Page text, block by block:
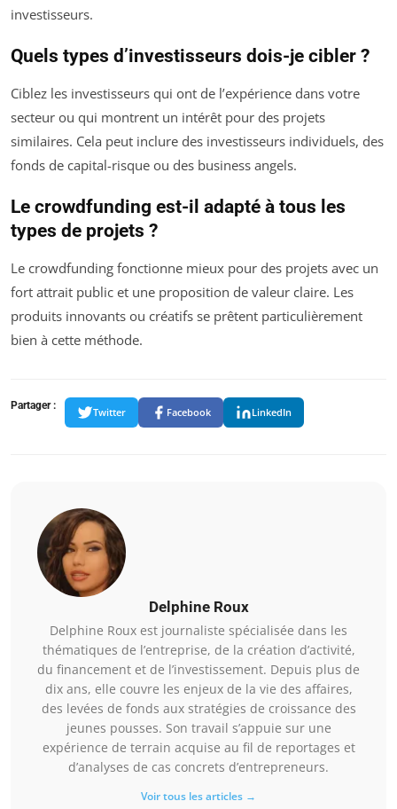
investisseurs.
Quels types d’investisseurs dois-je cibler ?
Ciblez les investisseurs qui ont de l’expérience dans votre
secteur ou qui montrent un intérêt pour des projets
similaires. Cela peut inclure des investisseurs individuels, des
fonds de capital-risque ou des business angels.
Le crowdfunding est-il adapté à tous les
types de projets ?
Le crowdfunding fonctionne mieux pour des projets avec un
fort attrait public et une proposition de valeur claire. Les
produits innovants ou créatifs se prêtent particulièrement
bien à cette méthode.
Partager :
Twitter Facebook LinkedIn
Delphine Roux
Delphine Roux est journaliste spécialisée dans les
thématiques de l’entreprise, de la création d’activité,
du financement et de l’investissement. Depuis plus de
dix ans, elle couvre les enjeux de la vie des affaires,
des levées de fonds aux stratégies de croissance des
jeunes pousses. Son travail s’appuie sur une
expérience de terrain acquise au fil de reportages et
d’analyses de cas concrets d’entrepreneurs.
Voir tous les articles →